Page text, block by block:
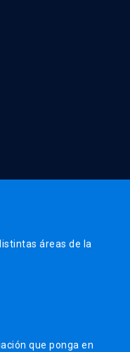
áreas de la
que ponga en